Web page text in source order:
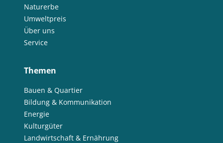
Naturerbe
Umweltpreis
Über uns
Service
Themen
Bauen & Quartier
Bildung & Kommunikation
Energie
Kulturgüter
Landwirtschaft & Ernährung